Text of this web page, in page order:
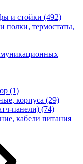
и стойки (492)
полки, термостаты,
(1)
корпуса (29)
панели) (74)
кабели питания